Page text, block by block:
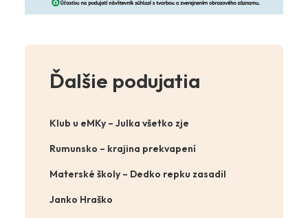
Ďalšie podujatia
Klub u eMKy – Julka všetko zje
Rumunsko – krajina prekvapení
Materské školy – Dedko repku zasadil
Janko Hraško